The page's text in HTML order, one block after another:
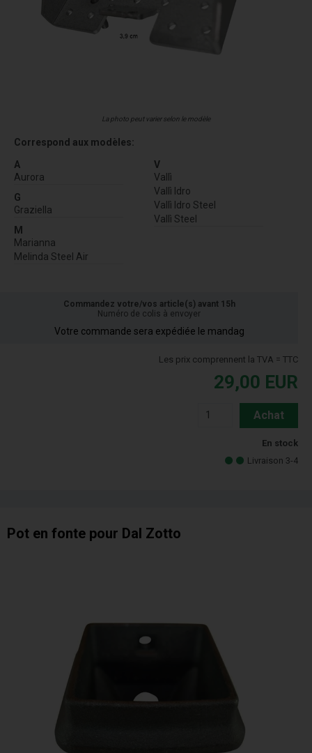
La photo peut varier selon le modèle
Correspond aux modèles:
A
Aurora
G
Graziella
M
Marianna
Melinda Steel Air
V
Vallì
Vallì Idro
Vallì Idro Steel
Vallì Steel
Commandez votre/vos article(s) avant 15h
Numéro de colis à envoyer
Votre commande sera expédiée le mandag
Les prix comprennent la TVA = TTC
29,00 EUR
Achat
En stock
Livraison 3-4
Pot en fonte pour Dal Zotto